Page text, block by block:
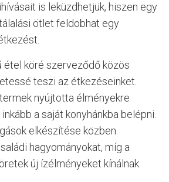
is leküzdhetjük, hiszen egy
ötlet feldobhat egy
étel köré szerveződő közös
teszi az étkezéseinket.
nyújtotta élményekre
a saját konyhánkba belépni.
elkészítése közben
hagyományokat, míg a
új ízélményeket kínálnak.